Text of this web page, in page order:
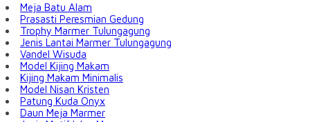
Meja Batu Alam
Prasasti Peresmian Gedung
Trophy Marmer Tulungagung
Jenis Lantai Marmer Tulungagung
Vandel Wisuda
Model Kijing Makam
Kijing Makam Minimalis
Model Nisan Kristen
Patung Kuda Onyx
Daun Meja Marmer